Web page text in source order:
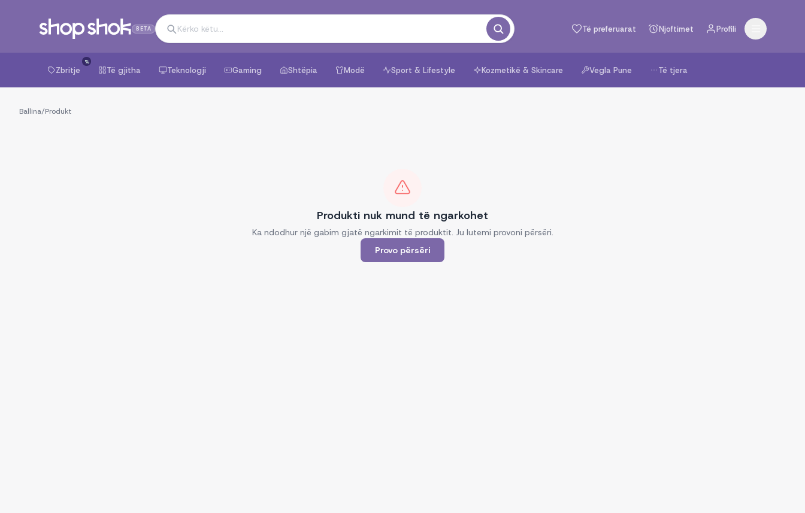
BETA Të preferuarat Njoftimet Profili
Zbritje
%
Të gjitha Teknologji Gaming Shtëpia Modë Sport & Lifestyle Kozmetikë & Skincare Vegla Pune Të tjera
Ballina/Produkt
Produkti nuk mund të ngarkohet
Ka ndodhur një gabim gjatë ngarkimit të produktit. Ju lutemi provoni përsëri.
Provo përsëri